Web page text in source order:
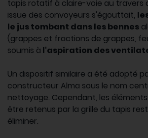
tapis rotatif à claire-voie au travers
issue des convoyeurs s'égouttait,
le jus tombant dans les bennes
(grappes et fractions de grappes,
soumis à l'aspiration des
Un dispositif similaire a été adopté
constructeur Alma sous le nom
nettoyage. Cependant, les
être retenus par la grille du tapis
éliminer.